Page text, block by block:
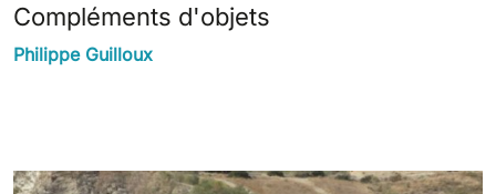
Compléments d'objets
Philippe Guilloux